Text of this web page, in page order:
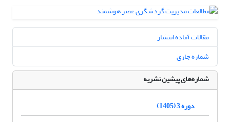
مقالات آماده انتشار
شماره جاری
شماره‌های پیشین نشریه
دوره 3 (1405)